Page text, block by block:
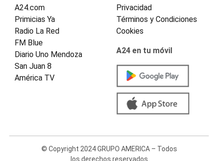
A24.com
Primicias Ya
Radio La Red
FM Blue
Diario Uno Mendoza
San Juan 8
América TV
Privacidad
Términos y Condiciones
Cookies
A24 en tu móvil
© Copyright 2024 GRUPO AMERICA – Todos
los derechos reservados